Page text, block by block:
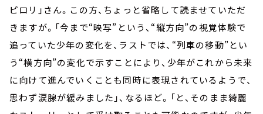
ピロリ」さん。この方、ちょっと省略して読ませていただ
きますが。「今まで“映写”という、“縦方向”の視覚体験で
追っていた少年の変化を、ラストでは、“列車の移動”とい
う“横方向”の変化で示すことにより、少年がこれから未来
に向けて進んでいくことも同時に表現されているようで、
思わず涙腺が緩みました」、なるほど。「と、そのまま綺麗